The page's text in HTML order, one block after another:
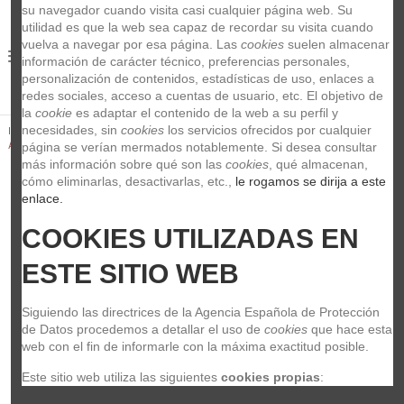
Inicio Baterías y Percusión Baterias Acústicas
Set Bateria
Acústica
Tama Starclassic Bateria PL52FS RSF
su navegador cuando visita casi cualquier página web. Su
utilidad es que la web sea capaz de recordar su visita cuando
vuelva a navegar por esa página. Las cookies suelen almacenar
información de carácter técnico, preferencias personales,
personalización de contenidos, estadísticas de uso, enlaces a
redes sociales, acceso a cuentas de usuario, etc. El objetivo de
la cookie es adaptar el contenido de la web a su perfil y
necesidades, sin cookies los servicios ofrecidos por cualquier
página se verían mermados notablemente. Si desea consultar
más información sobre qué son las cookies , qué almacenan,
cómo eliminarlas, desactivarlas, etc.,
le rogamos se dirija a este
enlace.
COOKIES UTILIZADAS EN
ESTE SITIO WEB
Siguiendo las directrices de la Agencia Española de Protección
de Datos procedemos a detallar el uso de cookies que hace esta
web con el fin de informarle con la máxima exactitud posible.
Este sitio web utiliza las siguientes cookies propias: